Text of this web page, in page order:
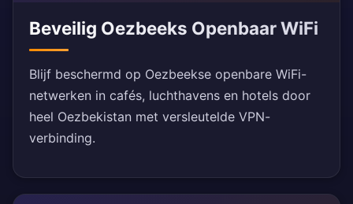
Beveilig Oezbeeks Openbaar WiFi
Blijf beschermd op Oezbeekse openbare WiFi-
netwerken in cafés, luchthavens en hotels door
heel Oezbekistan met versleutelde VPN-
verbinding.